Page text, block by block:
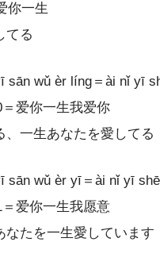
你一生
てる
sān wǔ èr líng＝ài nǐ yī
＝爱你一生我爱你
、一生あなたを愛してる
sān wǔ èr yī＝ài nǐ yī
＝爱你一生我愿意
なたを一生愛しています